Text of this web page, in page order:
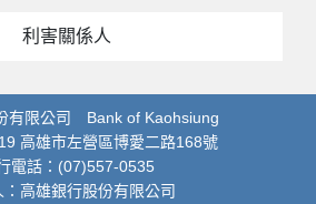
利害關係人
有限公司 Bank of Kaohsiung
高雄市左營區博愛二路168號
電話：(07)557-0535
：高雄銀行股份有限公司